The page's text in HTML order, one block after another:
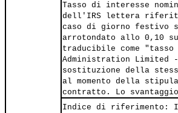
Tasso di interesse
dell'IRS lettera riferito
caso di giorno festivo
arrotondato allo 0,10
traducibile come
Administration Limited
sostituzione della
al momento della
contratto. Lo
Indice di riferimento: